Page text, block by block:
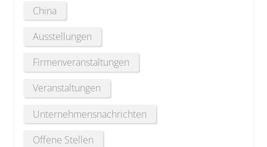
China
Ausstellungen
Firmenveranstaltungen
Veranstaltungen
Unternehmensnachrichten
Offene Stellen